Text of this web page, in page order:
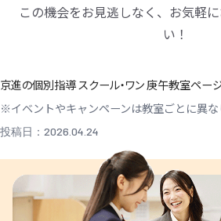
この機会をお見逃しなく、お気軽
い！
京進の個別指導 スクール・ワン 庚午教室ペー
※イベントやキャンペーンは教室ごとに異な
投稿日：2026.04.24